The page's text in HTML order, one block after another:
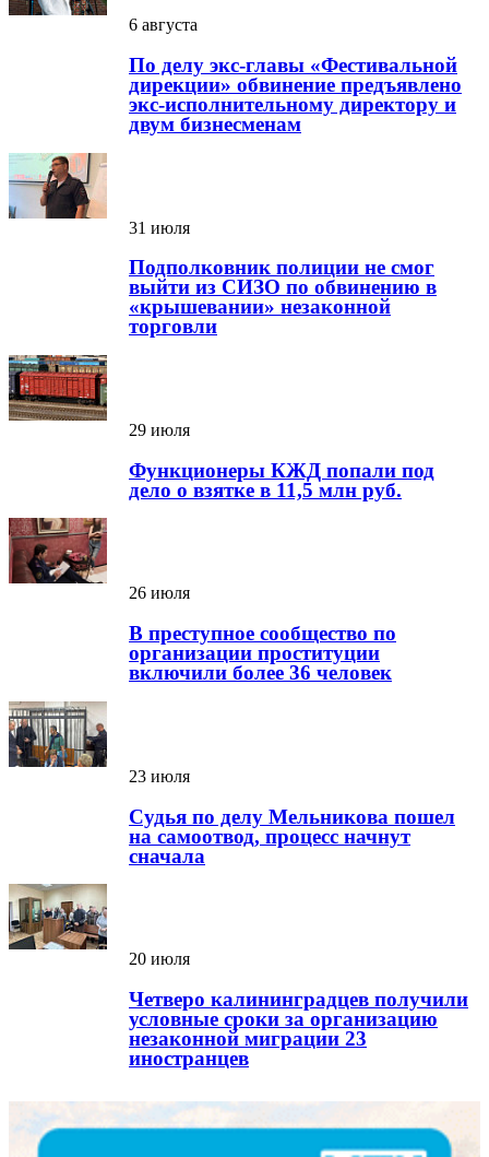
6 августа
По делу экс-главы «Фестивальной
дирекции» обвинение предъявлено
экс-исполнительному директору и
двум бизнесменам
31 июля
Подполковник полиции не смог
выйти из СИЗО по обвинению в
«крышевании» незаконной
торговли
29 июля
Функционеры КЖД попали под
дело о взятке в 11,5 млн руб.
26 июля
В преступное сообщество по
организации проституции
включили более 36 человек
23 июля
Судья по делу Мельникова пошел
на самоотвод, процесс начнут
сначала
20 июля
Четверо калининградцев получили
условные сроки за организацию
незаконной миграции 23
иностранцев